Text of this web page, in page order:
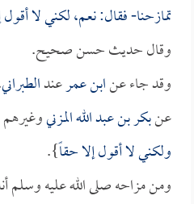
تمازحنا- فقال: نعم، لكني لا
وقال حديث حسن صحيح.
وقد جاء عنابن عمرعندالطبراني
عنبكر بن عبد الله المزني
ولكني لا أقول إلا حقاً}.
ومن مزاحه صلى الله عليه وسلم